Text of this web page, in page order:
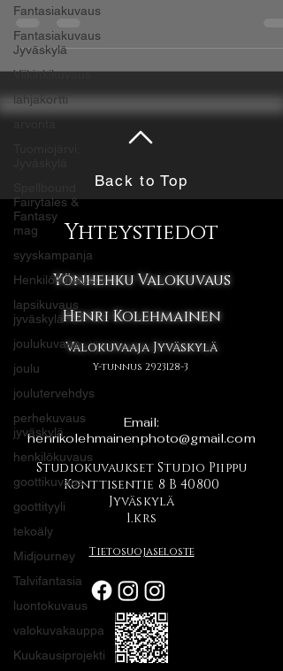
Fantasiakuvaus
Fantasiakuvaus
Jyväskylä
Viikinkikuvaus
lahjakortti
Fairytales &
Fantasy
mag
syyskampanja
Henkilökuvaus
lapsikuvaus
jyväskylä
joulukuvaus
joulu
joulutervehdys
perhekuvaus
jyväskylä
henkilökuvaus
goottikuvaus
goottityyli
tekoäly
Midjourney
Talvifantasia
luontokuvaus
valokuvakauppa
Kuukausiprojekti
kolme uutta sivua: Kilpailut -sivu....
Back to Top
Yhteystiedot
Yönhehku Valokuvaus
Henri Kolehmainen
Valokuvaaja Jyväskylä
Y-tunnus 2923128-3
Email:
henrikolehmainenphoto@gmail.com
Studiokuvaukset Studio Piippu
Konttisentie 8 B 40800
Jyväskylä
1.krs
Tietosuojaseloste